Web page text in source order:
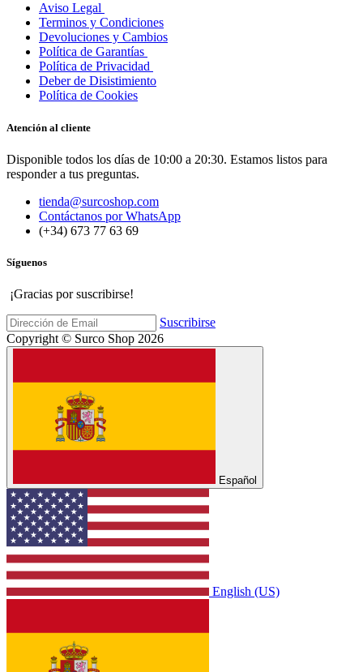
Aviso Legal
Terminos y Condiciones
Devoluciones y Cambios
Política de Garantías
Política de Privacidad
Deber de Disistimiento
Política de Cookies
Atención al cliente
Disponible todos los días de 10:00 a 20:30. Estamos listos para
responder a tus preguntas.
tienda@surcoshop.com
Contáctanos por WhatsApp
(+34) 673 77 63 69
Síguenos
¡Gracias por suscribirse!
Suscribirse
Copyright © Surco Shop 2026
Español
English (US)